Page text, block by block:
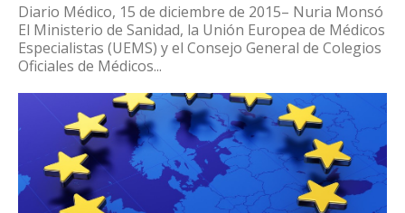
Diario Médico, 15 de diciembre de 2015– Nuria Monsó
El Ministerio de Sanidad, la Unión Europea de Médicos
Especialistas (UEMS) y el Consejo General de Colegios
Oficiales de Médicos...